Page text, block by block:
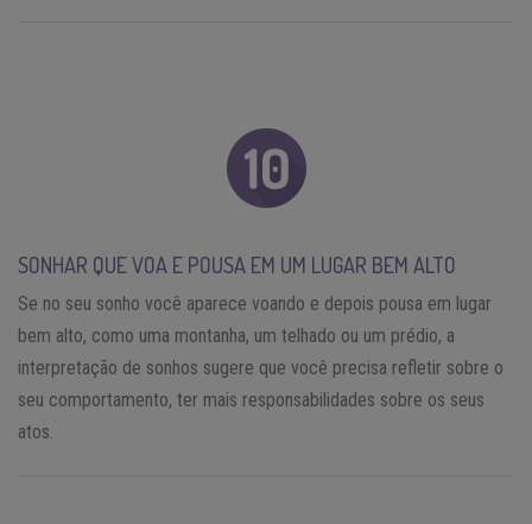
SONHAR QUE VOA E POUSA EM UM LUGAR BEM ALTO
Se no seu sonho você aparece voando e depois pousa em lugar
bem alto, como uma montanha, um telhado ou um prédio, a
interpretação de sonhos sugere que você precisa refletir sobre o
seu comportamento, ter mais responsabilidades sobre os seus
atos.